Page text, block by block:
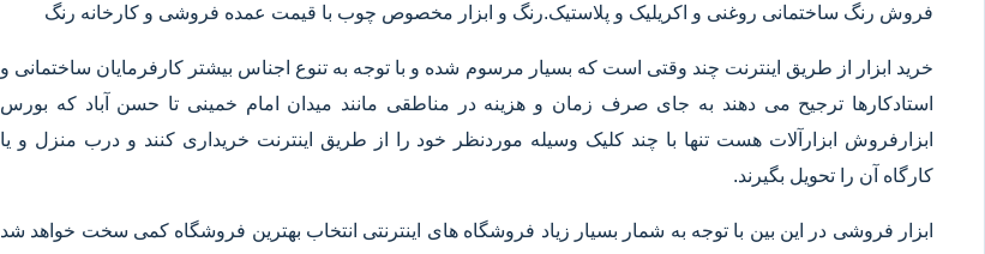
فروش رنگ ساختمانی روغنی و اکریلیک و پلاستیک.رنگ و ابزار مخصوص چوب با قیمت عمده فروشی و کارخانه رنگ
خرید ابزار از طریق اینترنت چند وقتی است که بسیار مرسوم شده و با توجه به تنوع اجناس بیشتر کارفرمایان ساختمانی و
استادکارها ترجیح می دهند به جای صرف زمان و هزینه در مناطقی مانند میدان امام خمینی تا حسن آباد که بورس
ابزارفروش ابزارآلات هست تنها با چند کلیک وسیله موردنظر خود را از طریق اینترنت خریداری کنند و درب منزل و یا
کارگاه آن را تحویل بگیرند.
ابزار فروشی در این بین با توجه به شمار بسیار زیاد فروشگاه های اینترنتی انتخاب بهترین فروشگاه کمی سخت خواهد شد